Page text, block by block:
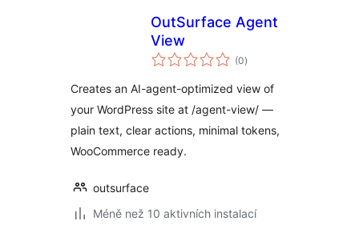
OutSurface Agent
View
(0celkové
hodnocení
)
Creates an AI-agent-optimized view of
your WordPress site at /agent-view/ —
plain text, clear actions, minimal tokens,
WooCommerce ready.
outsurface
Méně než 10 aktivních instalací